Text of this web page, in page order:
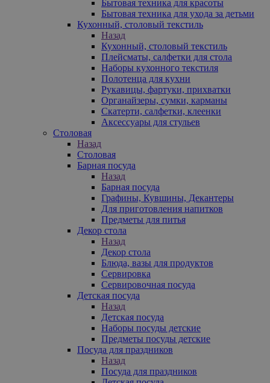
Бытовая техника для красоты
Бытовая техника для ухода за детьми
Кухонный, столовый текстиль
Назад
Кухонный, столовый текстиль
Плейсматы, салфетки для стола
Наборы кухонного текстиля
Полотенца для кухни
Рукавицы, фартуки, прихватки
Органайзеры, сумки, карманы
Скатерти, салфетки, клеенки
Аксессуары для стульев
Столовая
Назад
Столовая
Барная посуда
Назад
Барная посуда
Графины, Кувшины, Декантеры
Для приготовления напитков
Предметы для питья
Декор стола
Назад
Декор стола
Блюда, вазы для продуктов
Сервировка
Сервировочная посуда
Детская посуда
Назад
Детская посуда
Наборы посуды детские
Предметы посуды детские
Посуда для праздников
Назад
Посуда для праздников